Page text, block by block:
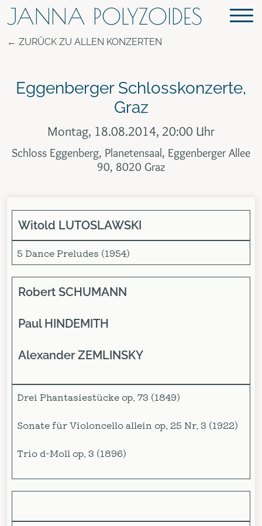
JANNA POLYZOIDES
ZURÜCK ZU ALLEN KONZERTEN
Eggenberger Schlosskonzerte,
Graz
Montag, 18.08.2014, 20:00 Uhr
Schloss Eggenberg, Planetensaal, Eggenberger Allee
90, 8020 Graz
Witold LUTOSLAWSKI
5 Dance Preludes (1954)
Robert SCHUMANN
Paul HINDEMITH
Alexander ZEMLINSKY
Drei Phantasiestücke op. 73 (1849)
Sonate für Violoncello allein op. 25 Nr. 3 (1922)
Trio d-Moll op. 3 (1896)